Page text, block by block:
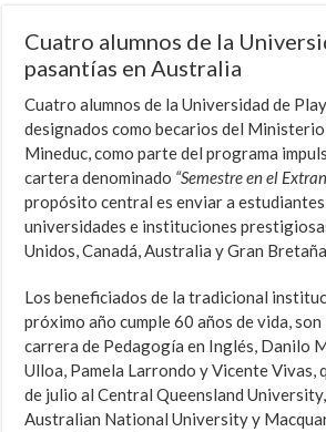
Cuatro alumnos de la
pasantías en Australia
Cuatro alumnos de la Universidad de
designados como becarios del Ministerio
Mineduc, como parte del programa
cartera denominado “Semestre en el
propósito central es enviar a
universidades e instituciones
Unidos, Canadá, Australia y Gran
Los beneficiados de la tradicional
próximo año cumple 60 años de vida, son
carrera de Pedagogía en Inglés, Danilo
Ulloa, Pamela Larrondo y Vicente Vivas,
de julio al Central Queensland
Australian National University y